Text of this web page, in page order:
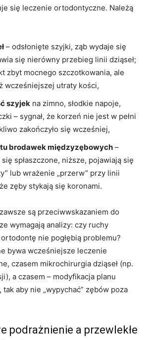
się leczenie ortodontyczne. Należą
– odsłonięte szyjki, ząb wydaje się
się nierówny przebieg linii dziąseł;
zbyt mocnego szczotkowania, ale
wcześniejszej utraty kości,
szyjek na zimno, słodkie napoje,
– sygnał, że korzeń nie jest w pełni
zakończyło się wcześniej,
brodawek międzyzębowych –
spłaszczone, niższe, pojawiają się
lub wrażenie „przerw” przy linii
zęby stykają się koronami.
są przeciwwskazaniem do
wymagają analizy: czy ruchy
nie pogłębią problemu?
bywa wcześniejsze leczenie
czasem mikrochirurgia dziąseł (np.
a czasem – modyfikacja planu
aby nie „wypychać” zębów poza
podrażnienie a przewlekłe